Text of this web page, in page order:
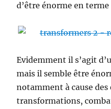
d’être énorme en terme
Evidemment il s’agit
mais il semble être
notamment à cause
transformations,